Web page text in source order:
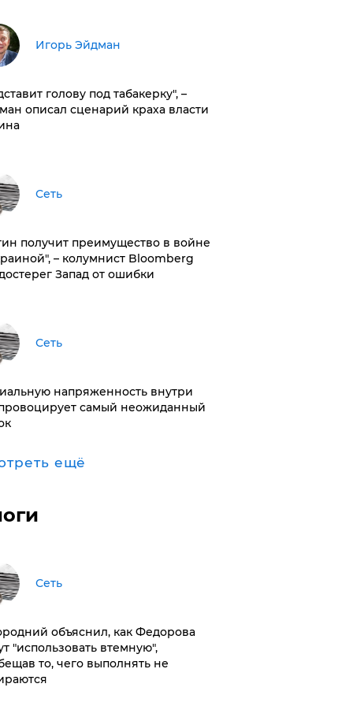
Игорь Эйдман
голову под табакерку", –
описал сценарий краха власти
Сеть
получит преимущество в войне
– колумнист Bloomberg
Запад от ошибки
Сеть
напряженность внутри
самый неожиданный
ещё
Сеть
объяснил, как Федорова
"использовать втемную",
то, чего выполнять не